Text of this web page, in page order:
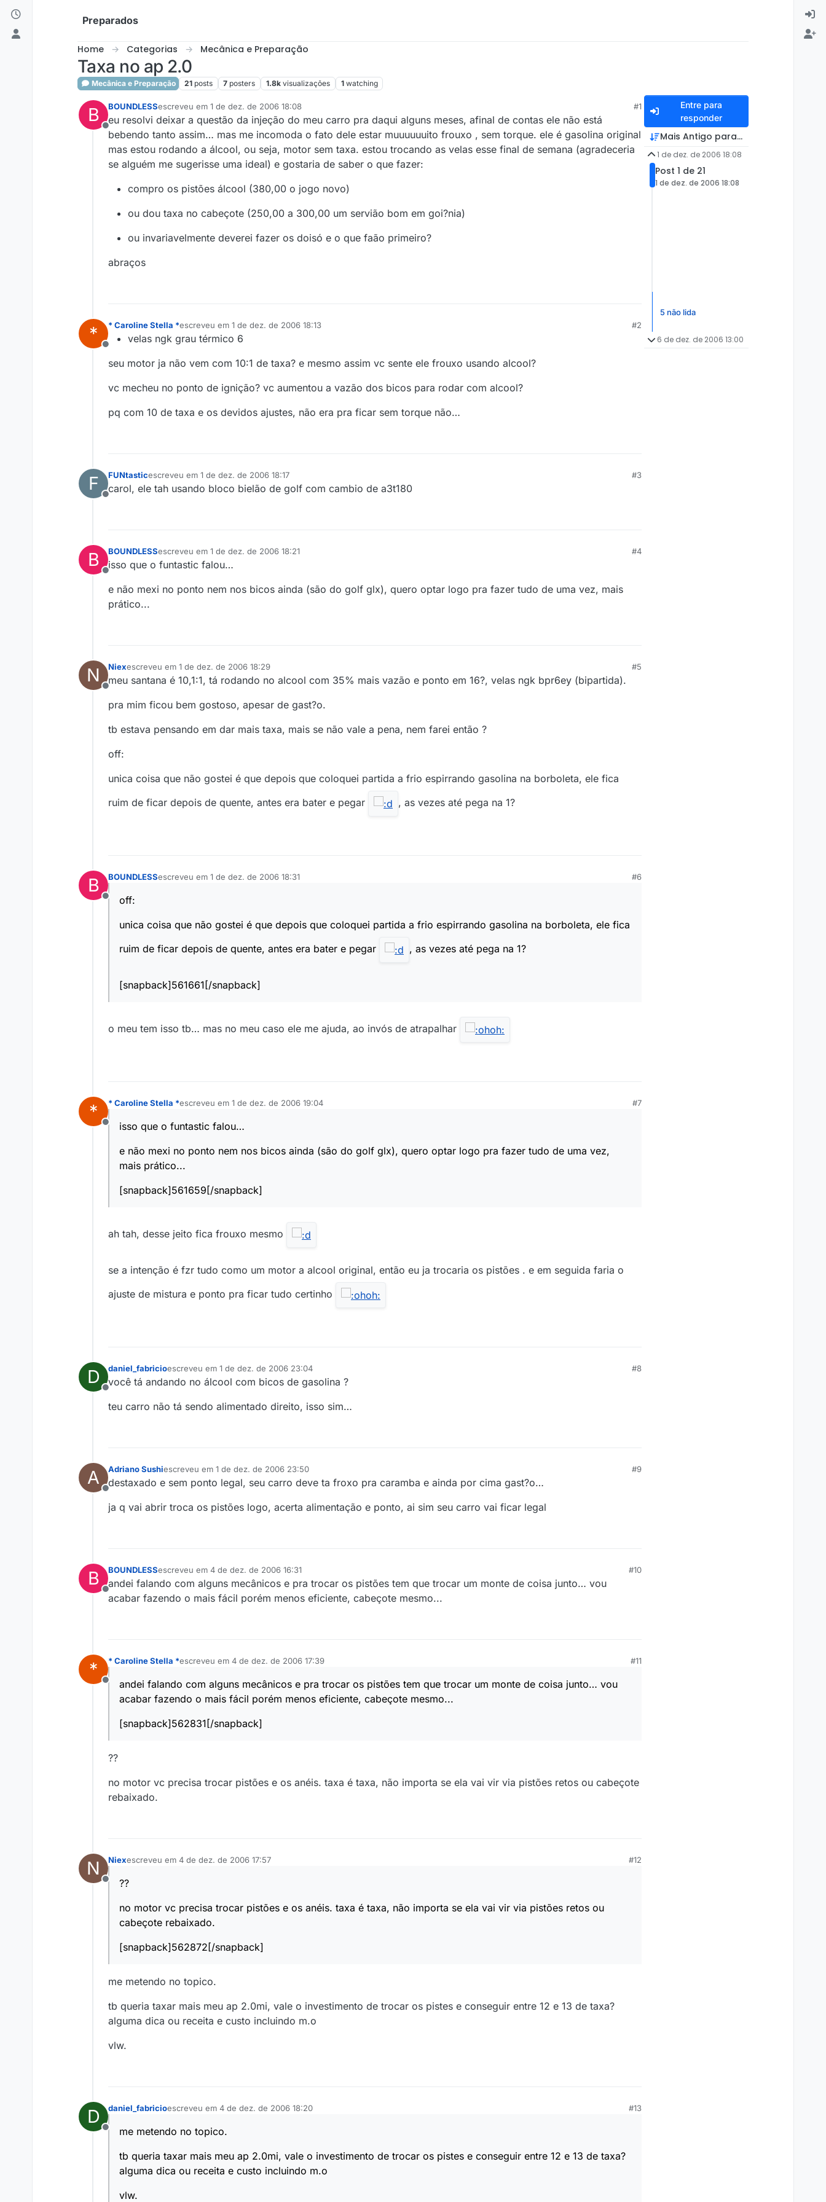
Skip to content
Preparados
Home Categorias Mecânica e Preparação
Taxa no ap 2.0
Mecânica e Preparação 21 posts 7 posters 1.8k visualizações 1 watching
B
Offline
BOUNDLESSescreveu em 1 de dez. de 2006 18:08
última edição por
#1
eu resolvi deixar a questão da injeção do meu carro pra daqui alguns meses, afinal de contas ele não está
bebendo tanto assim… mas me incomoda o fato dele estar muuuuuuito frouxo , sem torque. ele é gasolina original
mas estou rodando a álcool, ou seja, motor sem taxa. estou trocando as velas esse final de semana (agradeceria
se alguém me sugerisse uma ideal) e gostaria de saber o que fazer:
compro os pistões álcool (380,00 o jogo novo)
ou dou taxa no cabeçote (250,00 a 300,00 um servião bom em goi?nia)
ou invariavelmente deverei fazer os doisó e o que faão primeiro?
abraços
*
Offline
* Caroline Stella *escreveu em 1 de dez. de 2006 18:13
última edição por
#2
velas ngk grau térmico 6
seu motor ja não vem com 10:1 de taxa? e mesmo assim vc sente ele frouxo usando alcool?
vc mecheu no ponto de ignição? vc aumentou a vazão dos bicos para rodar com alcool?
pq com 10 de taxa e os devidos ajustes, não era pra ficar sem torque não…
F
Offline
FUNtasticescreveu em 1 de dez. de 2006 18:17
última edição por
#3
carol, ele tah usando bloco bielão de golf com cambio de a3t180
B
Offline
BOUNDLESSescreveu em 1 de dez. de 2006 18:21
última edição por
#4
isso que o funtastic falou…
e não mexi no ponto nem nos bicos ainda (são do golf glx), quero optar logo pra fazer tudo de uma vez, mais
prático...
N
Offline
Niexescreveu em 1 de dez. de 2006 18:29
última edição por
#5
meu santana é 10,1:1, tá rodando no alcool com 35% mais vazão e ponto em 16?, velas ngk bpr6ey (bipartida).
pra mim ficou bem gostoso, apesar de gast?o.
tb estava pensando em dar mais taxa, mais se não vale a pena, nem farei então ?
off:
unica coisa que não gostei é que depois que coloquei partida a frio espirrando gasolina na borboleta, ele fica
ruim de ficar depois de quente, antes era bater e pegar
, as vezes até pega na 1?
B
Offline
BOUNDLESSescreveu em 1 de dez. de 2006 18:31
última edição por
#6
off:
unica coisa que não gostei é que depois que coloquei partida a frio espirrando gasolina na borboleta, ele fica
ruim de ficar depois de quente, antes era bater e pegar
, as vezes até pega na 1?
[snapback]561661[/snapback]
o meu tem isso tb… mas no meu caso ele me ajuda, ao invós de atrapalhar
*
Offline
* Caroline Stella *escreveu em 1 de dez. de 2006 19:04
última edição por
#7
isso que o funtastic falou…
e não mexi no ponto nem nos bicos ainda (são do golf glx), quero optar logo pra fazer tudo de uma vez,
mais prático...
[snapback]561659[/snapback]
ah tah, desse jeito fica frouxo mesmo
se a intenção é fzr tudo como um motor a alcool original, então eu ja trocaria os pistões . e em seguida faria o
ajuste de mistura e ponto pra ficar tudo certinho
D
Offline
daniel_fabricioescreveu em 1 de dez. de 2006 23:04
última edição por
#8
você tá andando no álcool com bicos de gasolina ?
teu carro não tá sendo alimentado direito, isso sim…
A
Offline
Adriano Sushiescreveu em 1 de dez. de 2006 23:50
última edição por
#9
destaxado e sem ponto legal, seu carro deve ta froxo pra caramba e ainda por cima gast?o…
ja q vai abrir troca os pistões logo, acerta alimentação e ponto, ai sim seu carro vai ficar legal
B
Offline
BOUNDLESSescreveu em 4 de dez. de 2006 16:31
última edição por
#10
andei falando com alguns mecânicos e pra trocar os pistões tem que trocar um monte de coisa junto… vou
acabar fazendo o mais fácil porém menos eficiente, cabeçote mesmo...
*
Offline
* Caroline Stella *escreveu em 4 de dez. de 2006 17:39
última edição por
#11
andei falando com alguns mecânicos e pra trocar os pistões tem que trocar um monte de coisa junto… vou
acabar fazendo o mais fácil porém menos eficiente, cabeçote mesmo...
[snapback]562831[/snapback]
??
no motor vc precisa trocar pistões e os anéis. taxa é taxa, não importa se ela vai vir via pistões retos ou cabeçote
rebaixado.
N
Offline
Niexescreveu em 4 de dez. de 2006 17:57
última edição por
#12
??
no motor vc precisa trocar pistões e os anéis. taxa é taxa, não importa se ela vai vir via pistões retos ou
cabeçote rebaixado.
[snapback]562872[/snapback]
me metendo no topico.
tb queria taxar mais meu ap 2.0mi, vale o investimento de trocar os pistes e conseguir entre 12 e 13 de taxa?
alguma dica ou receita e custo incluindo m.o
vlw.
D
Offline
daniel_fabricioescreveu em 4 de dez. de 2006 18:20
última edição por
#13
me metendo no topico.
tb queria taxar mais meu ap 2.0mi, vale o investimento de trocar os pistes e conseguir entre 12 e 13 de taxa?
alguma dica ou receita e custo incluindo m.o
vlw.
Entre para
responder
Mais Antigo para Mais Recente
1 de dez. de 2006 18:08
Post 1 de 21
1 de dez. de 2006 18:08
5 não lida
6 de dez. de 2006 13:00